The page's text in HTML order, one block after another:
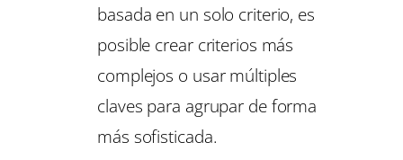
basada en un solo criterio, es
posible crear criterios más
complejos o usar múltiples
claves para agrupar de forma
más sofisticada.